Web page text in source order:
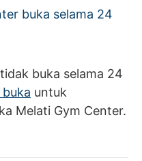
buka selama 24
buka selama 24
untuk
Melati Gym Center.